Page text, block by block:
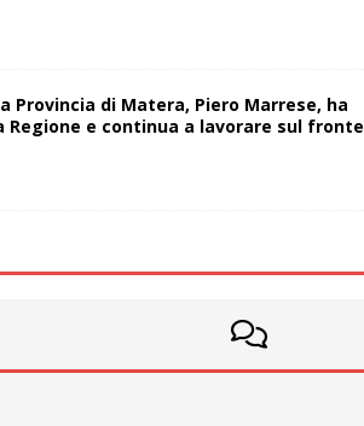
di Matera, Piero Marrese, ha
e continua a lavorare sul fronte